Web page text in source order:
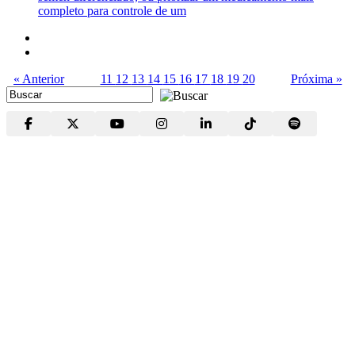
completo para controle de um
« Anterior 11 12 13 14 15 16 17 18 19 20 Próxima »